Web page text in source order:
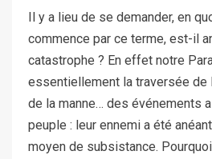
Il y a lieu de se demander, en
commence par ce terme, est-il
catastrophe ? En effet notre
essentiellement la traversée de
de la manne… des événements
peuple : leur ennemi a été
moyen de subsistance.